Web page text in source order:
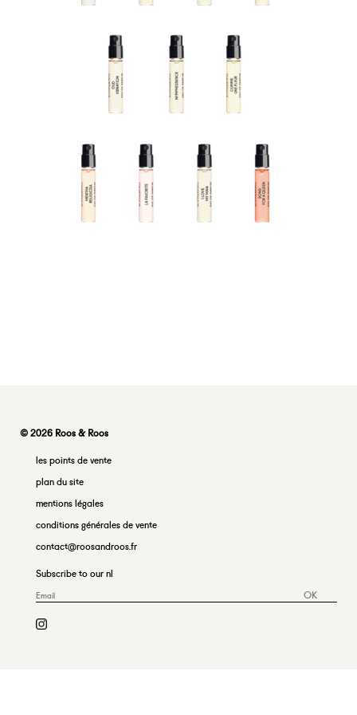
© 2026 Roos & Roos
les points de vente
plan du site
mentions légales
conditions générales de vente
contact@roosandroos.fr
Subscribe to our nl
OK